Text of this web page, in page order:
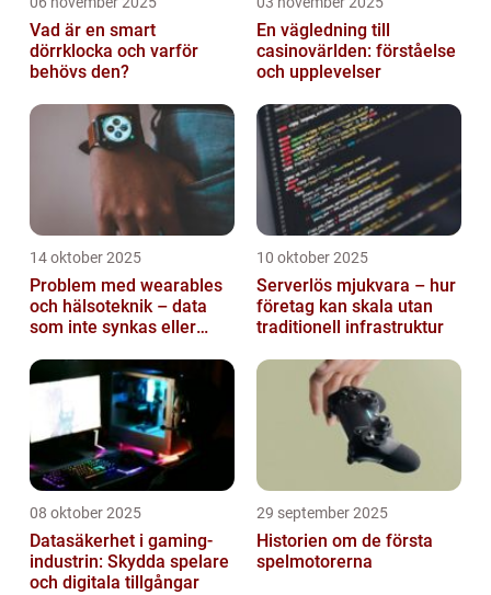
Vad är en smart
dörrklocka och varför
behövs den?
En vägledning till
casinovärlden: förståelse
och upplevelser
14 oktober 2025
Problem med wearables
och hälsoteknik – data
som inte synkas eller
10 oktober 2025
Serverlös mjukvara – hur
företag kan skala utan
traditionell infrastruktur
08 oktober 2025
Datasäkerhet i gaming-
industrin: Skydda spelare
och digitala tillgångar
29 september 2025
Historien om de första
spelmotorerna